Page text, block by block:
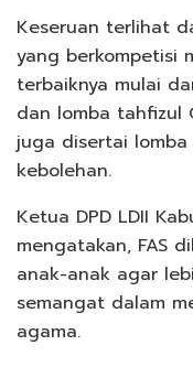
Keseruan terlihat
yang berkompetisi
terbaiknya mulai
dan lomba tahfizul
juga disertai lomba
kebolehan.
Ketua DPD LDII
mengatakan, FAS
anak-anak agar
semangat dalam
agama.